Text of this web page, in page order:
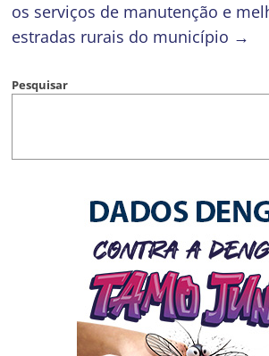
os serviços de manutenção e
estradas rurais do município →
Pesquisar